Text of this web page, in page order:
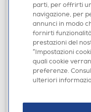
HAMA - CAVETTO
parti, per offrirti
navigazione, per
annunci in modo
fornirti
prestazioni del
“Impostazioni
quali cookie
preferenze.
ulteriori